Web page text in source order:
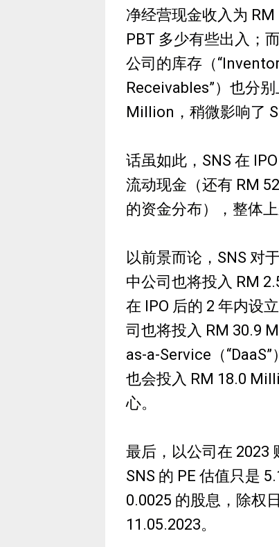
净经营现金收入为
PBT 多少有些出入；
公司的库存（
Receivables”）也分
Million，稍微影响了
话虽如此，SNS 在
流动现金（还有 RM
的资金分布），整体
以前景而论，SNS 对
中公司也将投入 RM
在 IPO 后的 2 年内设
司也将投入 RM 30.9
as-a-Service（
也会投入 RM 18.0
心。
最后，以公司在 2023
SNS 的 PE 估值只是
0.0025 的股息，除权
11.05.2023。